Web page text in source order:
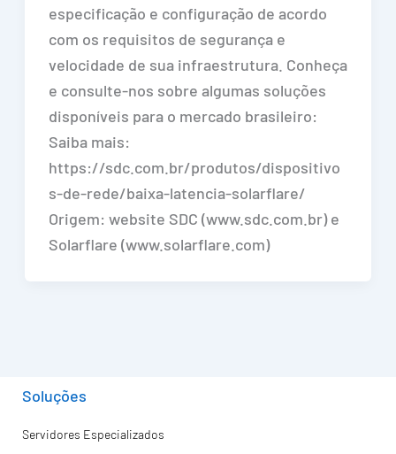
especificação e configuração de acordo
com os requisitos de segurança e
velocidade de sua infraestrutura. Conheça
e consulte-nos sobre algumas soluções
disponíveis para o mercado brasileiro:
Saiba mais:
https://sdc.com.br/produtos/dispositivo
s-de-rede/baixa-latencia-solarflare/
Origem: website SDC (www.sdc.com.br) e
Solarflare (www.solarflare.com)
Soluções
Servidores Especializados